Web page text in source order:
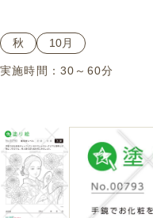
秋 10月
実施時間： 30～60分